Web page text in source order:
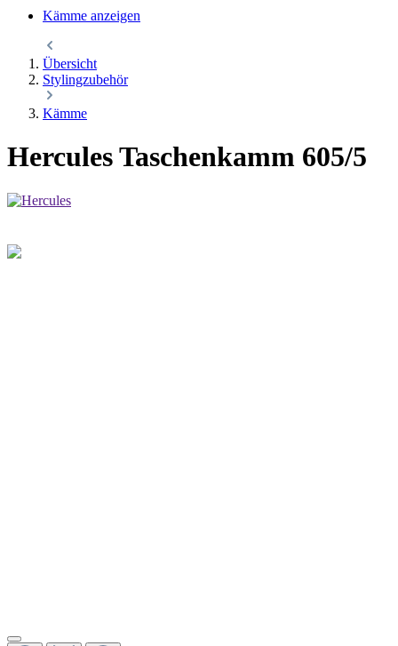
Kämme anzeigen
Übersicht
Stylingzubehör
Kämme
Hercules Taschenkamm 605/5